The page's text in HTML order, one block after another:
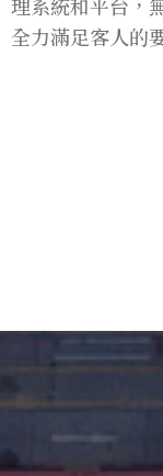
理系統和平台，
全力滿足客人的